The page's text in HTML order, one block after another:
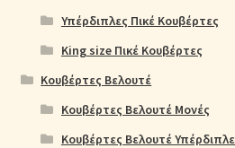
Υπέρδιπλες Πικέ Κουβέρτες
King size Πικέ Κουβέρτες
Κουβέρτες Βελουτέ
Κουβέρτες Βελουτέ Μονές
Κουβέρτες Βελουτέ